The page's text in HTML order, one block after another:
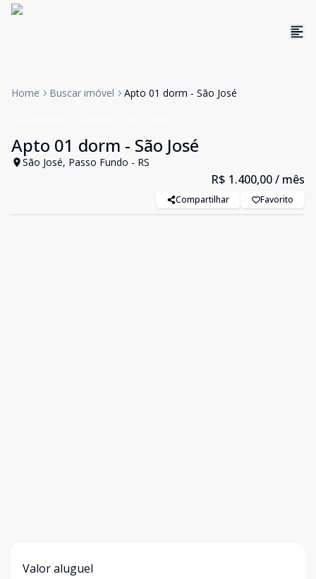
Home Buscar imóvel Apto 01 dorm - São José
Apto 01 dorm - São José
São José, Passo Fundo - RS
R$ 1.400,00/ mês
Compartilhar Favorito
Valor aluguel